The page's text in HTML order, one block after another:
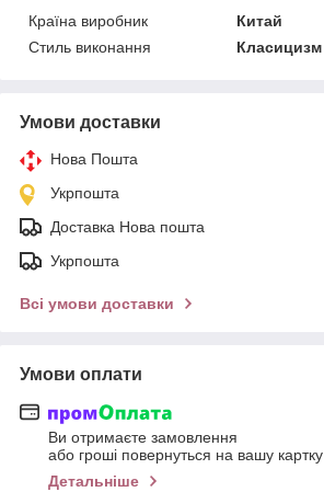
Країна виробник
Китай
Стиль виконання
Класицизм
Умови доставки
Нова Пошта
Укрпошта
Доставка Нова пошта
Укрпошта
Всі умови доставки
Умови оплати
Ви отримаєте замовлення
або гроші повернуться на вашу картку
Детальніше